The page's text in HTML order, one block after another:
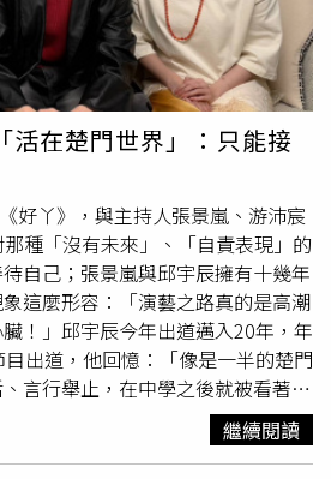
億元的債務還清，相當勵志。不過
新專輯《傻傻的花》，卻意外與知
，怒告對方詐欺鬧上法庭。鍾鎮濤與
再婚台灣女星范姜素貞。（圖／報
阿B）1997年因房地產投資失利，
個人擔保，債務迅速累積至逾2億
最終於2002年申請破產。破產期
償債，並承受長達4年的限制與壓
貞在低潮時不離不棄，甚至變賣首
功解除破產令，走出人生低谷。
平台SWAG開兩場直播，討論度瞬
供）49歲王俐人過去積極發展副
上替友人掛名負責人，最終背負高
上月在成人平台SWAG開兩場直
傳出她靠這波熱度狂賺800萬元，
早生變。對此王俐人表示全部都是
活在楚門世界」：只能接
好丫》，與主持人張景嵐、游沛宸
種「沒有未來」、「自責表現」的
自己；張景嵐與邱宇辰擁有十幾年
這麼形容：「演藝之路真的是高潮
！」邱宇辰今年出道邁入20年，年
出道，他回憶：「像是一半的楚門
言行舉止，在中學之後就被看著直
適、只能接受，所以產生憤恨不
進入社會學習禮貌，一切都還懵懵
繼續閱讀